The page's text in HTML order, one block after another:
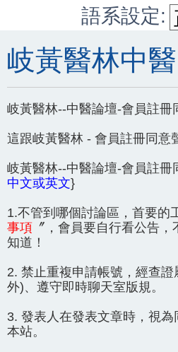
語系設定:
岐黃醫林中
岐黃醫林--中醫論壇-會員註冊
這跟岐黃醫林 - 會員註冊同意
岐黃醫林--中醫論壇-會員註冊
中文或英文}
1.不管到哪個討論區，首要的
事項 〞，會員要自行看公告
知道！
2. 禁止重複申請帳號，經查
外)、遵守即時聊天室版規。
3. 發表人在發表文章時，視
本站。